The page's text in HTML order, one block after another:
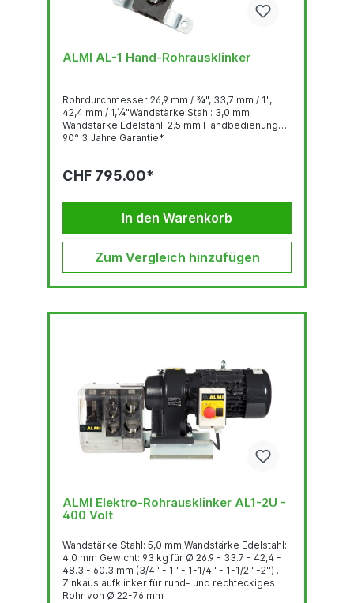
ALMI AL-1 Hand-Rohrausklinker
Rohrdurchmesser 26,9 mm / ¾", 33,7 mm / 1",
42,4 mm / 1,¼"Wandstärke Stahl: 3,0 mm
Wandstärke Edelstahl: 2.5 mm Handbedienung
90° 3 Jahre Garantie*
CHF 795.00*
In den Warenkorb
Zum Vergleich hinzufügen
ALMI Elektro-Rohrausklinker AL1-2U -
400 Volt
Wandstärke Stahl: 5,0 mm Wandstärke Edelstahl:
4,0 mm Gewicht: 93 kg für Ø 26.9 - 33.7 - 42,4 -
48.3 - 60.3 mm (3/4'' - 1'' - 1-1/4'' - 1-1/2'' -2'') mit
Zinkauslaufklinker für rund- und rechteckiges
Rohr von Ø 22-76 mm